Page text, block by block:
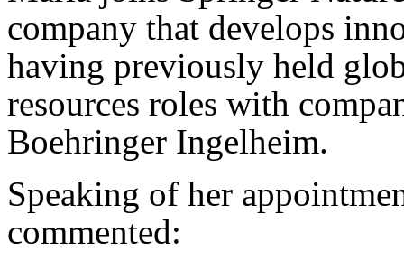
company that develops
having previously held
resources roles with
Boehringer Ingelheim.
Speaking of her
commented: